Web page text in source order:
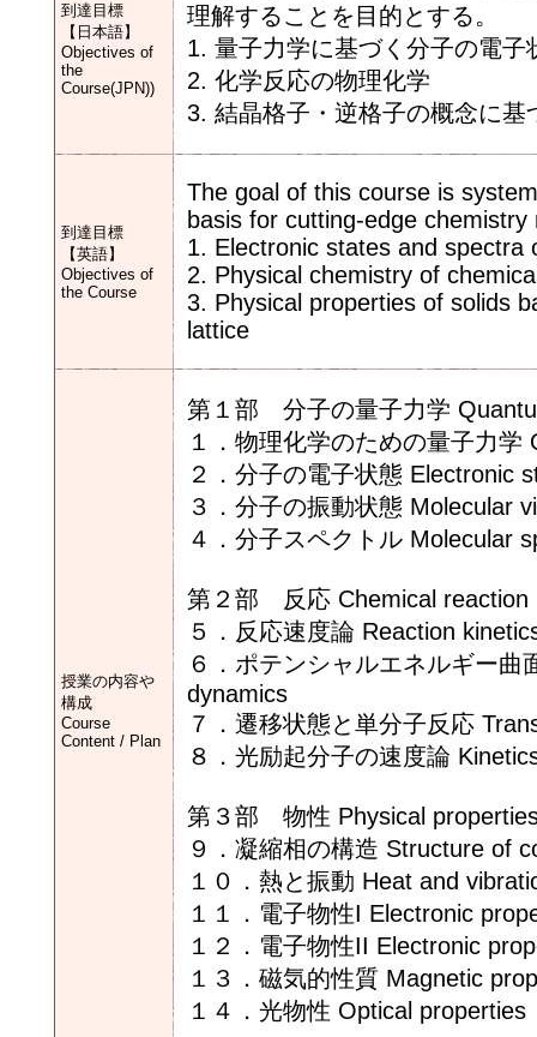
到達目標
【日本語】
Objectives of
the
Course(JPN))
理解することを目的とする。
1. 量子力学に基づく分子の電子
2. 化学反応の物理化学
3. 結晶格子・逆格子の概念に基
到達目標
【英語】
Objectives of
the Course
The goal of this course is
basis for cutting-edge
1. Electronic states and spectra
2. Physical chemistry of
3. Physical properties of solids
lattice
授業の内容や
構成
Course
Content / Plan
第１部 分子の量子力学
１．物理化学のための量子力
２．分子の電子状態 Electronic
３．分子の振動状態 Molecular
４．分子スペクトル Molecular
第２部 反応 Chemical reaction
５．反応速度論 Reaction
６．ポテンシャルエネルギー
dynamics
７．遷移状態と単分子反応
８．光励起分子の速度論
第３部 物性 Physical
９．凝縮相の構造 Structure of
１０．熱と振動 Heat and
１１．電子物性I Electronic
１２．電子物性II Electronic
１３．磁気的性質 Magnetic
１４．光物性 Optical properties